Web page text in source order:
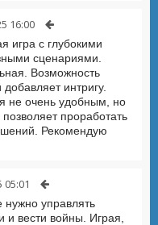
16:00
игра с глубокими
сценариями.
Возможность
интригу.
не очень удобным, но
проработать
Рекомендую
05:01
нужно управлять
и вести войны. Играя,